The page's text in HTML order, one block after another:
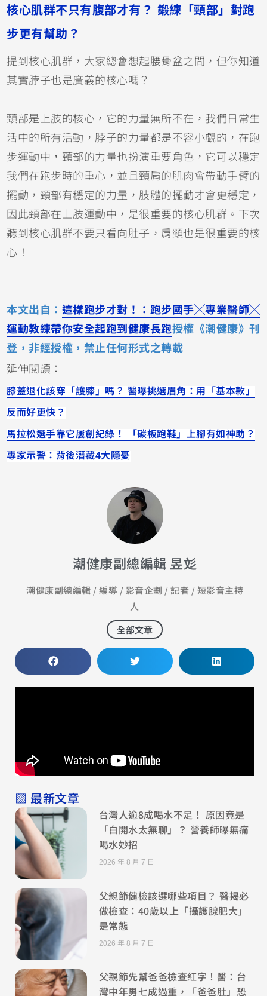
核心肌群不只有腹部才有？ 鍛練「頸部」對跑
步更有幫助？
提到核心肌群，大家總會想起腰骨盆之間，但你知道
其實脖子也是廣義的核心嗎？
頸部是上肢的核心，它的力量無所不在，我們日常生
活中的所有活動，脖子的力量都是不容小覷的，在跑
步運動中，頸部的力量也扮演重要角色，它可以穩定
我們在跑步時的重心，並且頸肩的肌肉會帶動手臂的
擺動，頸部有穩定的力量，肢體的擺動才會更穩定，
因此頸部在上肢運動中，是很重要的核心肌群。下次
聽到核心肌群不要只看向肚子，肩頸也是很重要的核
心！
本文出自： 這樣跑步才對！：跑步國手╳專業醫師╳
運動教練帶你安全起跑到健康長跑授權《潮健康》刊
登，非經授權，禁止任何形式之轉載
延伸閱讀：
膝蓋退化該穿「護膝」嗎？ 醫曝挑選眉角：用「基本款」
反而好更快？
馬拉松選手靠它屢創紀錄！ 「碳板跑鞋」上腳有如神助？
專家示警：背後潛藏4大隱憂
潮健康副總編輯 昱彣
潮健康副總編輯 / 編導 / 影音企劃 / 記者 / 短影音主持
人
全部文章
▧ 最新文章
台灣人逾8成喝水不足！ 原因竟是
「白開水太無聊」？ 營養師曝無痛
喝水妙招
2026 年 8 月 7 日
父親節健檢該選哪些項目？ 醫揭必
做檢查：40歲以上「攝護腺肥大」
是常態
2026 年 8 月 7 日
父親節先幫爸爸檢查紅字！醫：台
灣中年男七成過重，「爸爸肚」恐